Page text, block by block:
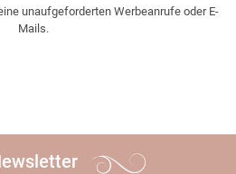
unaufgeforderten Werbeanrufe oder E-
Mails.